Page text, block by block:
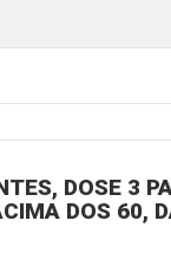
DOSE 3
DOS 60,